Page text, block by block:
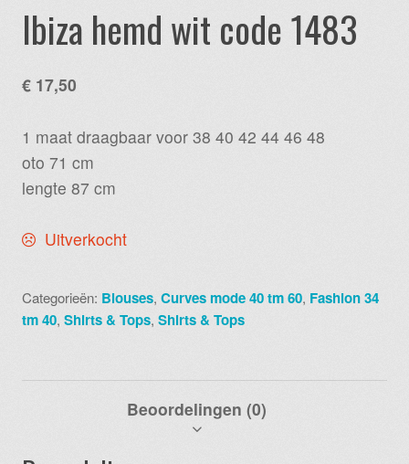
Ibiza hemd wit code 1483
€ 17,50
1 maat draagbaar voor 38 40 42 44 46 48
oto 71 cm
lengte 87 cm
Uitverkocht
Categorieën: Blouses,Curves mode 40 tm 60, Fashion 34
tm 40,Shirts & Tops,Shirts & Tops
Beoordelingen (0)